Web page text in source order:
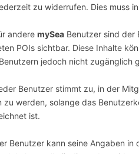
zu widerrufen. Dies muss
mySea Benutzer sind der
POIs sichtbar. Diese Inhalte
jedoch nicht zugänglich
Benutzer stimmt zu, in der
zu werden, solange das
ist.
kann seine Angaben in